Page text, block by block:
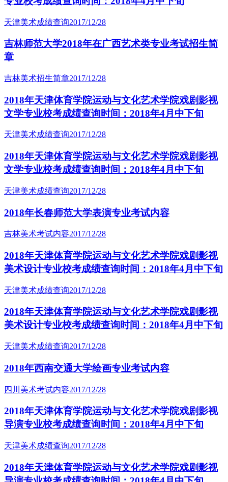
天津美术成绩查询2017/12/28
吉林师范大学2018年在广西艺术类专业考试招生简
章
吉林美术招生简章2017/12/28
2018年天津体育学院运动与文化艺术学院戏剧影视
文学专业校考成绩查询时间：2018年4月中下旬
天津美术成绩查询2017/12/28
2018年天津体育学院运动与文化艺术学院戏剧影视
文学专业校考成绩查询时间：2018年4月中下旬
天津美术成绩查询2017/12/28
2018年长春师范大学表演专业考试内容
吉林美术考试内容2017/12/28
2018年天津体育学院运动与文化艺术学院戏剧影视
美术设计专业校考成绩查询时间：2018年4月中下旬
天津美术成绩查询2017/12/28
2018年天津体育学院运动与文化艺术学院戏剧影视
美术设计专业校考成绩查询时间：2018年4月中下旬
天津美术成绩查询2017/12/28
2018年西南交通大学绘画专业考试内容
四川美术考试内容2017/12/28
2018年天津体育学院运动与文化艺术学院戏剧影视
导演专业校考成绩查询时间：2018年4月中下旬
天津美术成绩查询2017/12/28
2018年天津体育学院运动与文化艺术学院戏剧影视